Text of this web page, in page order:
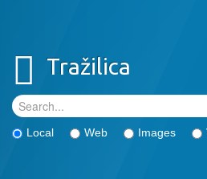
Tražilica
Local Web Images